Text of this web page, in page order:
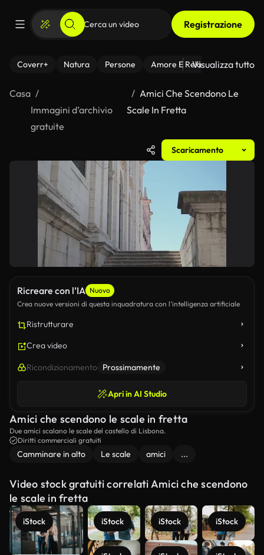
Registrazione
Coverr+ Natura Persone Amore E Relazioni Il
Visualizza tutto
Casa
Immagini d’archivio
gratuite
Amici Che Scendono Le
Scale In Fretta
Scaricamento
Ricreare con l’IA Nuovo
Crea nuove versioni di questa inquadratura con l’intelligenza artificiale
Ristrutturare
Crea video
Ricondizionamento Prossimamente
Apri in AI Studio
Amici che scendono le scale in fretta
Due amici scalano le scale del castello di Lisbona.
Diritti commerciali gratuiti
Camminare in alto Le scale amici ...
Video stock gratuiti correlati Amici che scendono
le scale in fretta
iStock iStock iStock iStock